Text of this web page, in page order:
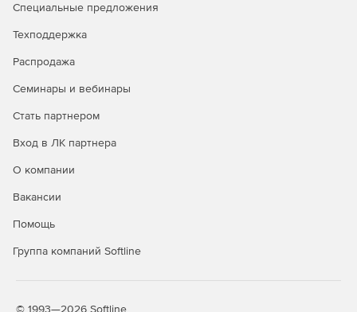
Объединение устройств в кластер по протоколу
числе для сценария балансировки нагрузки RRI).
Работу через NAT (NAT Traversal).
Мониторинг SNMP.
Специальные предложения
Техподдержка
Распродажа
Семинары и вебинары
Стать партнером
Вход в ЛК партнера
О компании
Вакансии
Помощь
Группа компаний Softline
© 1993—2026 Softline